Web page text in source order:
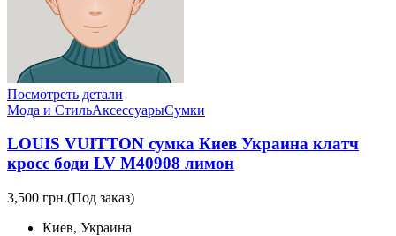
Посмотреть детали
Мода и СтильАксессуарыСумки
LOUIS VUITTON сумка Киев Украина клатч
кросс боди LV M40908 лимон
3,500 грн.(Под заказ)
Киев, Украина